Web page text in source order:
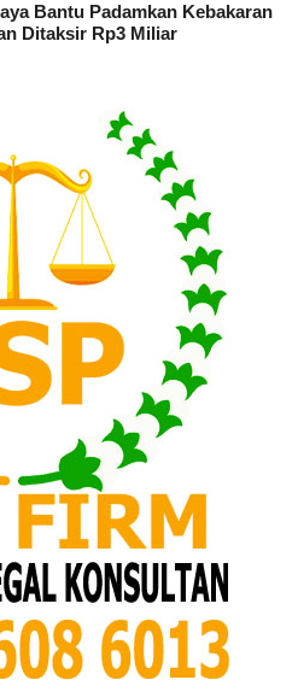
Bantu Padamkan Kebakaran
Ditaksir Rp3 Miliar